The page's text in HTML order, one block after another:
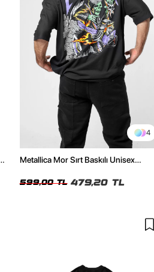
4
Metallica Mor Sırt Baskılı Unisex
599,00 TL 479,20 TL